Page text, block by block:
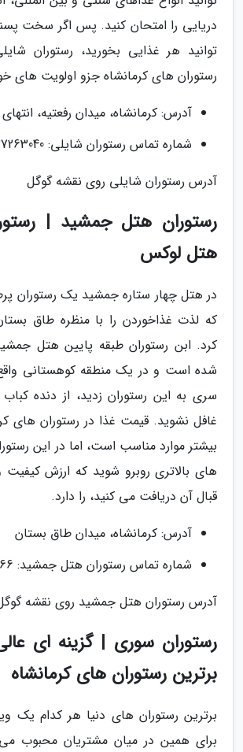
دریایی را امتحان کنید. پس اگر سخت
توانید هر غذایی بخورید، رستوران
رستوران های کرمانشاه جزو اولویت های
آدرس: کرمانشاه، میدان رفعتیه،
شماره تماس رستوران شایلی: 08337263040
آدرس رستوران شایلی روی نقشه گوگل
رستوران هتل جمشید |
هتل لوکس
در هتل چهار ستاره جمشید یک رستوران
که لذت غذاخوردن را با منظره طاق
کرد. ابن رستوران طبقه پایین هتل
شده است و در یک منطقه کوهستانی
سری به این رستوران زدید، از دنده
غافل نشوید. قیمت غذا در رستوران های
بیشتر موارد مناسب است، اما در این
های بالاتری روبرو شوید که ارزش
قبال آن دریافت می کنید، را دارد.
آدرس: کرمانشاه، میدان طاق بستان
شماره تماس رستوران هتل جمشید: 08334299666
آدرس رستوران هتل جمشید روی نقشه
رستوران سوری | گزینه ای
برترین رستوران های کرمانشاه
برترین رستوران های دنیا هر کدام یک
برای همین در میان مشتریان محبوب